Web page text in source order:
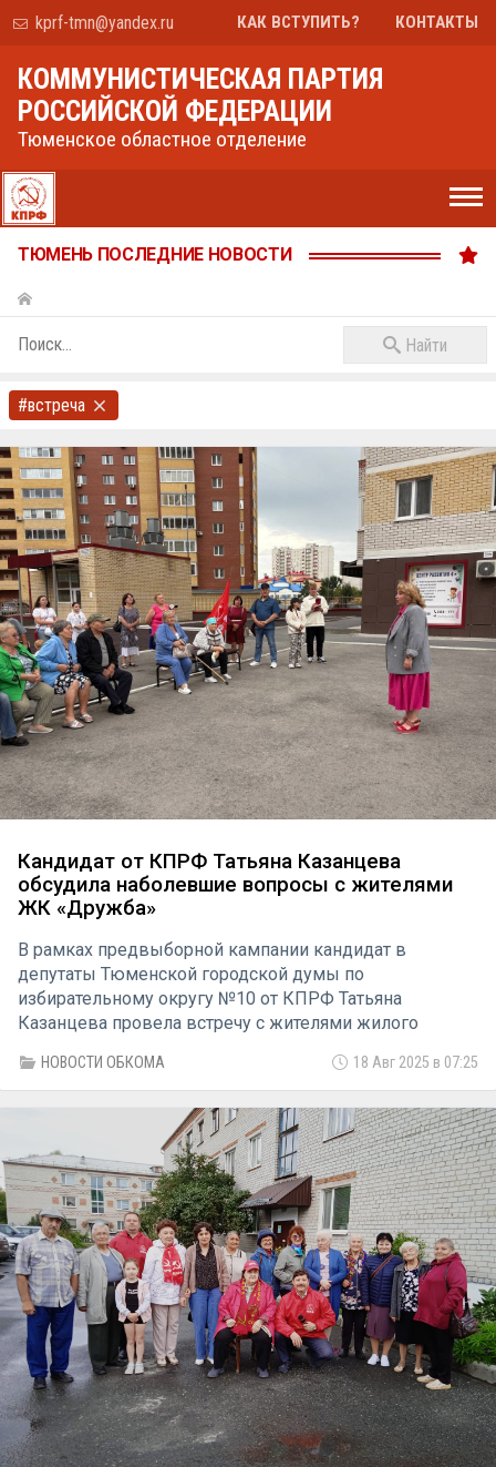
kprf-tmn@yandex.ru КАК ВСТУПИТЬ? КОНТАКТЫ
КОММУНИСТИЧЕСКАЯ ПАРТИЯ
РОССИЙСКОЙ ФЕДЕРАЦИИ
Тюменское областное отделение
ТЮМЕНЬ ПОСЛЕДНИЕ НОВОСТИ
Найти
#встреча
Кандидат от КПРФ Татьяна Казанцева
обсудила наболевшие вопросы с жителями
ЖК «Дружба»
В рамках предвыборной кампании кандидат в
депутаты Тюменской городской думы по
избирательному округу №10 от КПРФ Татьяна
Казанцева провела встречу с жителями жилого
части города.
НОВОСТИ ОБКОМА 18 Авг 2025 в 07:25